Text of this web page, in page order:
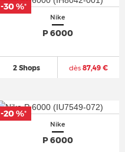
Nike
P 6000
2 Shops dès87,49 €
-30 %*
Nike
P 6000
-20 %*